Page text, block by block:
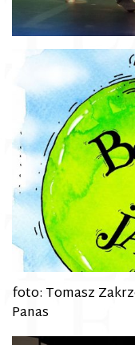
foto: Tomasz
Panas